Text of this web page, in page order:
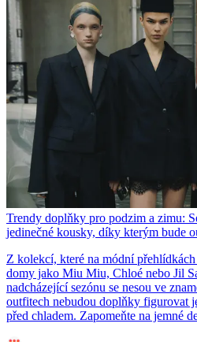
Trendy doplňky pro podzim a zimu:
jedinečné kousky, díky kterým bude
Z kolekcí, které na módní
domy jako Miu Miu, Chloé nebo Jil
nadcházející sezónu se nesou ve
outfitech nebudou doplňky figurovat
před chladem. Zapomeňte na jemné